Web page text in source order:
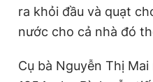
ra khỏi đầu và quạt
nước cho cả nhà đó
Cụ bà Nguyễn Thị